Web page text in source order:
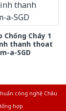
Chống Cháy 1
thanh thoat
a-SGD
công nghệ Châu
hợp